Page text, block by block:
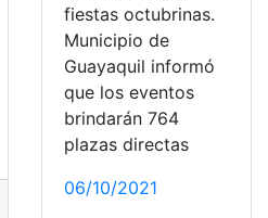
Unidos
fiestas octubrinas.
Municipio de
Guayaquil informó
que los eventos
brindarán 764
plazas directas
06/10/2021